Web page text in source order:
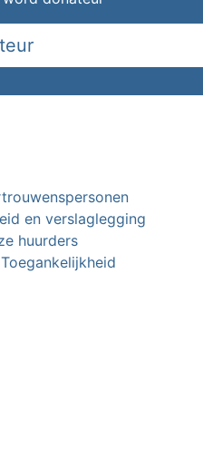
en verslaglegging
huurders